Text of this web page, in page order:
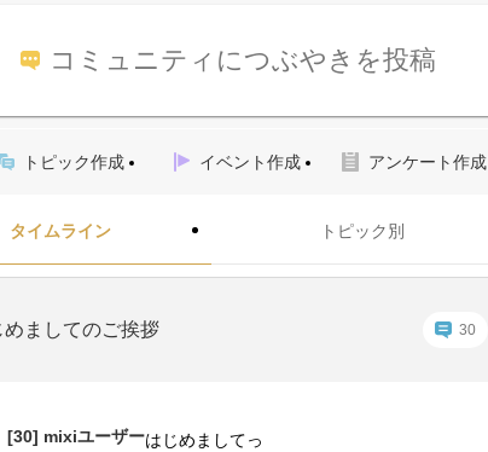
コミュニティにつぶやきを投稿
トピック作成 イベント作成 アンケート作成
タイムライン トピック別
めましてのご挨拶 30
[30] mixiユーザーはじめましてっ